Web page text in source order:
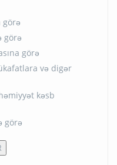
görə
görə
görə
və digər
kəsb
görə